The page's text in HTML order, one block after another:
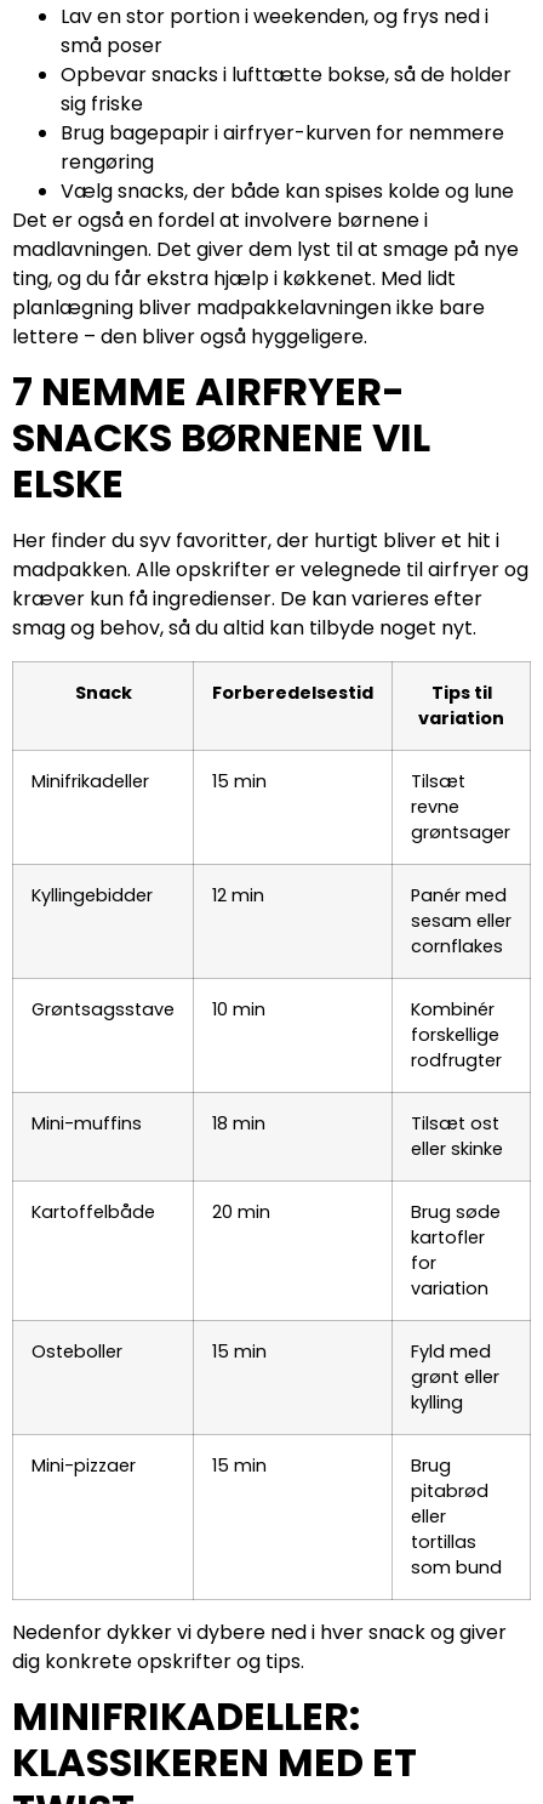
Lav en stor portion i weekenden, og frys ned i
små poser
Opbevar snacks i lufttætte bokse, så de holder
sig friske
Brug bagepapir i airfryer-kurven for nemmere
rengøring
Vælg snacks, der både kan spises kolde og lune
Det er også en fordel at involvere børnene i
madlavningen. Det giver dem lyst til at smage på nye
ting, og du får ekstra hjælp i køkkenet. Med lidt
planlægning bliver madpakkelavningen ikke bare
lettere – den bliver også hyggeligere.
7 NEMME AIRFRYER-
SNACKS BØRNENE VIL
ELSKE
Her finder du syv favoritter, der hurtigt bliver et hit i
madpakken. Alle opskrifter er velegnede til airfryer og
kræver kun få ingredienser. De kan varieres efter
smag og behov, så du altid kan tilbyde noget nyt.
Snack Forberedelsestid
Tips til
variation
Minifrikadeller 15 min
Tilsæt
revne
grøntsager
Kyllingebidder 12 min
Panér med
sesam eller
cornflakes
Grøntsagsstave 10 min
Kombinér
forskellige
rodfrugter
Mini-muffins 18 min
Tilsæt ost
eller skinke
Kartoffelbåde 20 min
Brug søde
kartofler
for
variation
Osteboller 15 min
Fyld med
grønt eller
kylling
Mini-pizzaer 15 min
Brug
pitabrød
eller
tortillas
som bund
Nedenfor dykker vi dybere ned i hver snack og giver
dig konkrete opskrifter og tips.
MINIFRIKADELLER:
KLASSIKEREN MED ET